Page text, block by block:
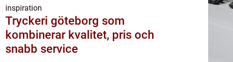
inspiration
Tryckeri göteborg som
kombinerar kvalitet, pris och
snabb service